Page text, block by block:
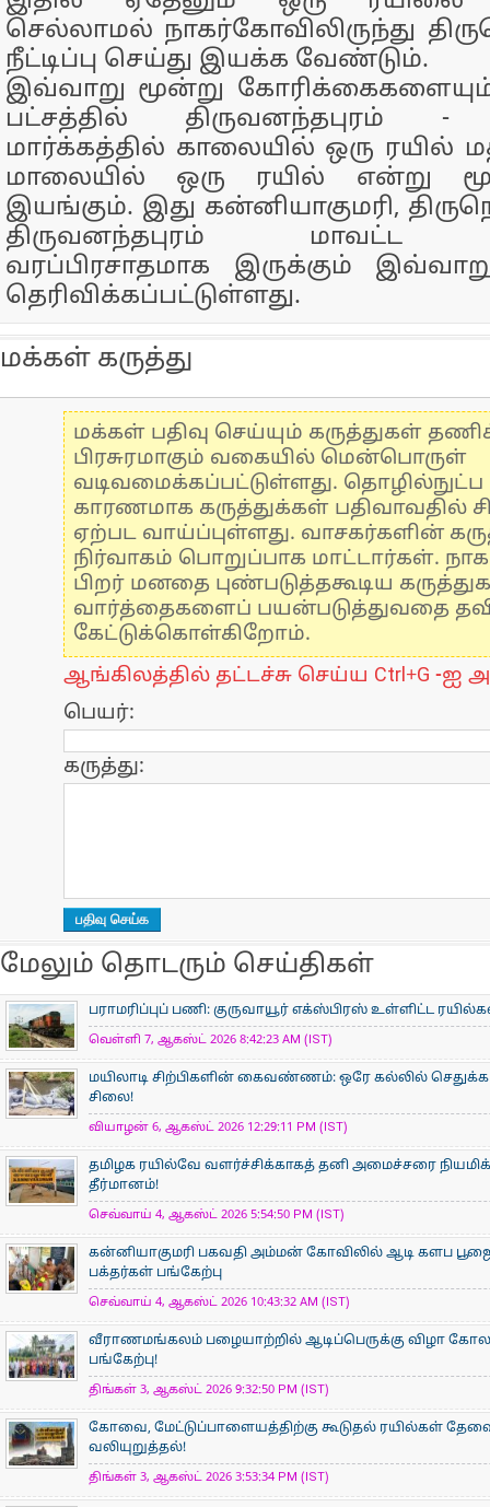
செல்லாமல் நாகர்கோவிலிருந்து
நீட்டிப்பு செய்து இயக்க வேண்டும்.
இவ்வாறு மூன்று
பட்சத்தில் திருவனந்தபுரம் -
மார்க்கத்தில் காலையில் ஒரு ரயில்
மாலையில் ஒரு ரயில் என்று
இயங்கும். இது கன்னியாகுமரி,
திருவனந்தபுரம் மாவட்ட
வரப்பிரசாதமாக இருக்கும்
தெரிவிக்கப்பட்டுள்ளது.
மக்கள் கருத்து
மக்கள் பதிவு செய்யும் கருத்துகள்
பிரசுரமாகும் வகையில் மென்பொருள்
வடிவமைக்கப்பட்டுள்ளது.
காரணமாக கருத்துக்கள் பதிவாவதில்
ஏற்பட வாய்ப்புள்ளது. வாசகர்களின்
நிர்வாகம் பொறுப்பாக மாட்டார்கள்.
பிறர் மனதை புண்படுத்தகூடிய
வார்த்தைகளைப் பயன்படுத்துவதை
கேட்டுக்கொள்கிறோம்.
ஆங்கிலத்தில் தட்டச்சு செய்ய Ctrl+G -ஐ
பெயர்:
கருத்து:
மேலும் தொடரும் செய்திகள்
பராமரிப்புப் பணி: குருவாயூர் எக்ஸ்பிரஸ் உள்ளிட்ட
வெள்ளி 7, ஆகஸ்ட் 2026 8:42:23 AM (IST)
மயிலாடி சிற்பிகளின் கைவண்ணம்: ஒரே கல்லில்
சிலை!
வியாழன் 6, ஆகஸ்ட் 2026 12:29:11 PM (IST)
தமிழக ரயில்வே வளர்ச்சிக்காகத் தனி அமைச்சரை
தீர்மானம்!
செவ்வாய் 4, ஆகஸ்ட் 2026 5:54:50 PM (IST)
கன்னியாகுமரி பகவதி அம்மன் கோவிலில் ஆடி களப
பக்தர்கள் பங்கேற்பு
செவ்வாய் 4, ஆகஸ்ட் 2026 10:43:32 AM (IST)
வீராணமங்கலம் பழையாற்றில் ஆடிப்பெருக்கு விழா
பங்கேற்பு!
திங்கள் 3, ஆகஸ்ட் 2026 9:32:50 PM (IST)
கோவை, மேட்டுப்பாளையத்திற்கு கூடுதல் ரயில்கள்
வலியுறுத்தல்!
திங்கள் 3, ஆகஸ்ட் 2026 3:53:34 PM (IST)